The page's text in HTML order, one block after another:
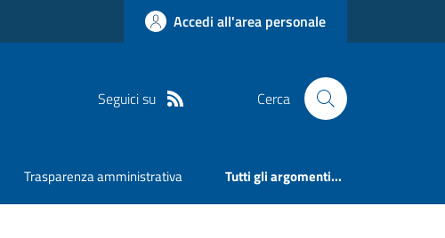
Accedi all'area personale
Seguici su Cerca
Trasparenza amministrativa Tutti gli argomenti...